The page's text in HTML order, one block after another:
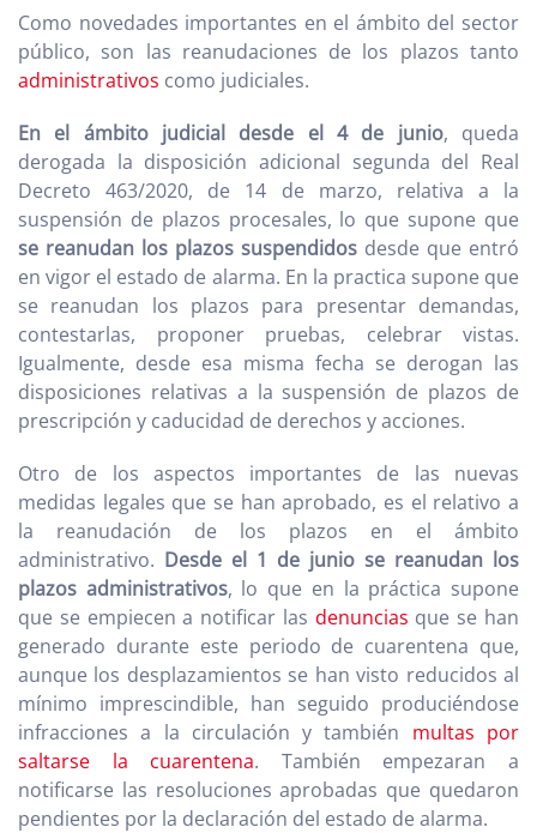
Como novedades importantes en el ámbito del sector
público, son las reanudaciones de los plazos tanto
administrativos como judiciales.
En el ámbito judicial desde el 4 de junio, queda
derogada la disposición adicional segunda del Real
Decreto 463/2020, de 14 de marzo, relativa a la
suspensión de plazos procesales, lo que supone que
se reanudan los plazos suspendidos desde que entró
en vigor el estado de alarma. En la practica supone que
se reanudan los plazos para presentar demandas,
contestarlas, proponer pruebas, celebrar vistas.
Igualmente, desde esa misma fecha se derogan las
disposiciones relativas a la suspensión de plazos de
prescripción y caducidad de derechos y acciones.
Otro de los aspectos importantes de las nuevas
medidas legales que se han aprobado, es el relativo a
la reanudación de los plazos en el ámbito
administrativo. Desde el 1 de junio se reanudan los
plazos administrativos, lo que en la práctica supone
que se empiecen a notificar las denuncias que se han
generado durante este periodo de cuarentena que,
aunque los desplazamientos se han visto reducidos al
mínimo imprescindible, han seguido produciéndose
infracciones a la circulación y también multas por
saltarse la cuarentena. También empezaran a
notificarse las resoluciones aprobadas que quedaron
pendientes por la declaración del estado de alarma.